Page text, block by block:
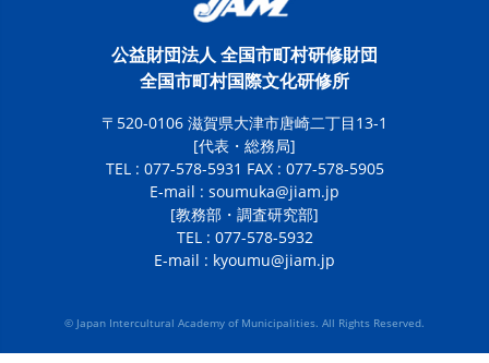
公益財団法人 全国市町村研修財団
全国市町村国際文化研修所
〒520-0106 滋賀県大津市唐崎二丁目13-1
[代表・総務局]
TEL : 077-578-5931 FAX : 077-578-5905
E-mail : soumuka@jiam.jp
[教務部・調査研究部]
TEL : 077-578-5932
E-mail : kyoumu@jiam.jp
© Japan Intercultural Academy of Municipalities. All Rights Reserved.